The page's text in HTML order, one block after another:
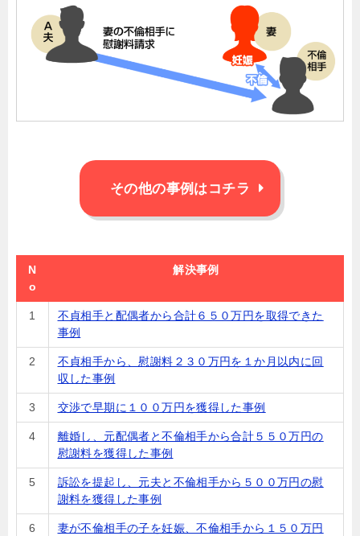
その他の事例はコチラ
N
o
解決事例
1
不貞相手と配偶者から合計６５０万円を取得できた
事例
2
不貞相手から、慰謝料２３０万円を１か月以内に回
収した事例
3 交渉で早期に１００万円を獲得した事例
4
離婚し、元配偶者と不倫相手から合計５５０万円の
慰謝料を獲得した事例
5
訴訟を提起し、元夫と不倫相手から５００万円の慰
謝料を獲得した事例
6
妻が不倫相手の子を妊娠、不倫相手から１５０万円